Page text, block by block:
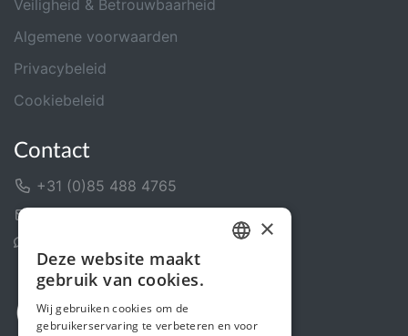
Veiligheid & Betrouwbaarheid
Algemene voorwaarden
Privacybeleid
Cookiebeleid
Contact
+31 (0)85 488 4765
ENGLISH
×
Deze website maakt
gebruik van cookies.
Wij gebruiken cookies om de
gebruikerservaring te verbeteren en voor